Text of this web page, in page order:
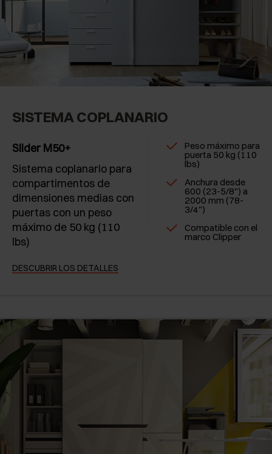
SISTEMA COPLANARIO
Slider M50+
Sistema coplanario para
compartimentos de
dimensiones medias con
puertas con un peso
máximo de 50 kg (110
lbs)
DESCUBRIR LOS DETALLES
Peso máximo para
puerta 50 kg (110
lbs)
Anchura desde
600 (23-5/8") a
2000 mm (78-
3/4")
Compatible con el
marco Clipper